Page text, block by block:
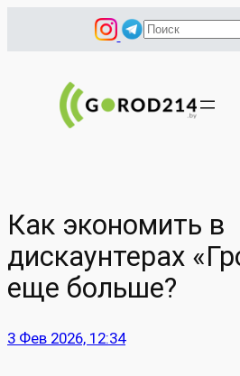
П
с
Как экономить в
дискаунтерах
еще больше?
3 Фев 2026, 12:34